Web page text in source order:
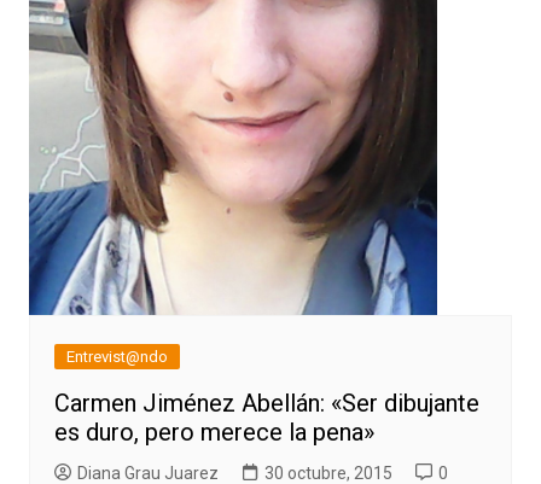
Entrevist@ndo
Carmen Jiménez Abellán: «Ser dibujante
es duro, pero merece la pena»
Diana Grau Juarez 30 octubre, 2015 0